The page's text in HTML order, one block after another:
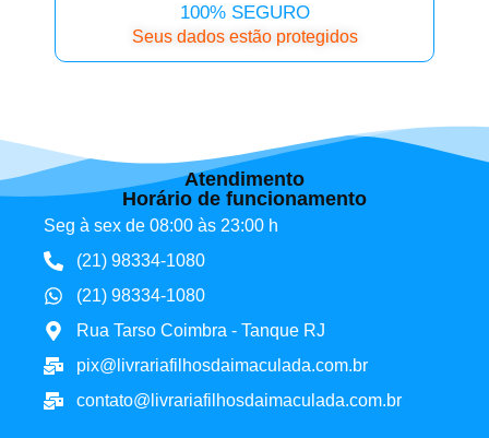
100% SEGURO
Seus dados estão protegidos
Atendimento
Horário de funcionamento
Seg à sex de 08:00 às 23:00 h
(21) 98334-1080
(21) 98334-1080
Rua Tarso Coimbra - Tanque RJ
pix@livrariafilhosdaimaculada.com.br
contato@livrariafilhosdaimaculada.com.br